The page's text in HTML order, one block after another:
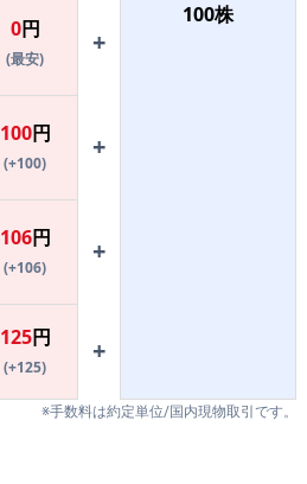
100株
0円
(最安)
+
100円
(+100)
+
106円
(+106)
+
125円
(+125)
+
※手数料は約定単位/国内現物取引です。